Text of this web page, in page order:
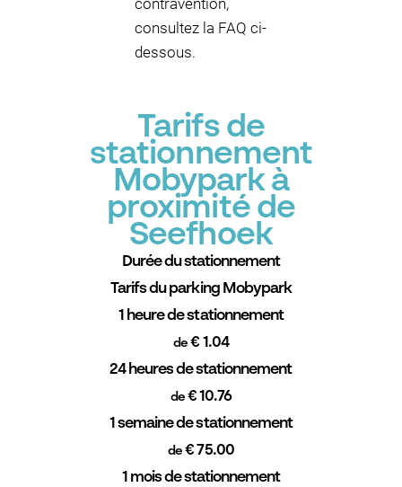
contravention,
consultez la FAQ ci-
dessous.
Tarifs de
stationnement
Mobypark à
proximité de
Seefhoek
Durée du stationnement
Tarifs du parking Mobypark
1 heure de stationnement
de € 1.04
24 heures de stationnement
de€ 10.76
1 semaine de stationnement
de € 75.00
1 mois de stationnement